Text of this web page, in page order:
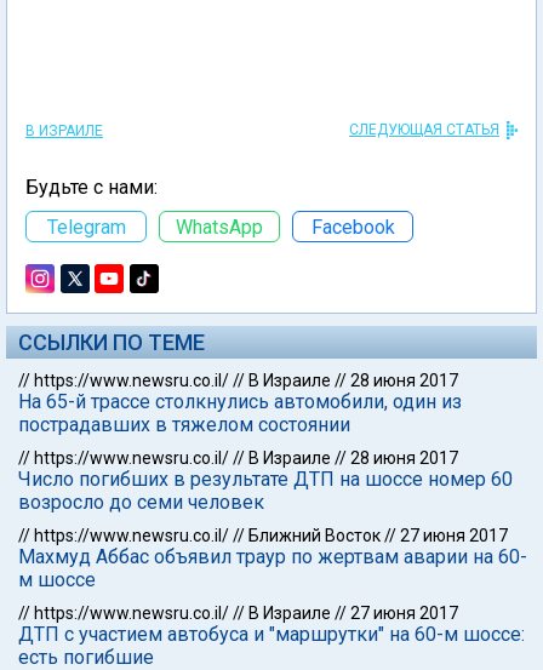
В ИЗРАИЛЕ СЛЕДУЮЩАЯ СТАТЬЯ
Будьте с нами:
Telegram
WhatsApp Facebook
ССЫЛКИ ПО ТЕМЕ
// https://www.newsru.co.il/// В Израиле //28 июня 2017
На 65-й трассе столкнулись автомобили, один из
пострадавших в тяжелом состоянии
// https://www.newsru.co.il/// В Израиле //28 июня 2017
Число погибших в результате ДТП на шоссе номер 60
возросло до семи человек
// https://www.newsru.co.il/// Ближний Восток//27 июня 2017
Махмуд Аббас объявил траур по жертвам аварии на 60-
м шоссе
// https://www.newsru.co.il/// В Израиле //27 июня 2017
ДТП с участием автобуса и "маршрутки" на 60-м шоссе:
есть погибшие